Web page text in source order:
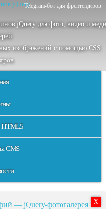
Telegram-бот для фронтендеров
jQuery для фото, видео и
изображений с помощью CSS
CMS
X
— jQuery-фотогалерея